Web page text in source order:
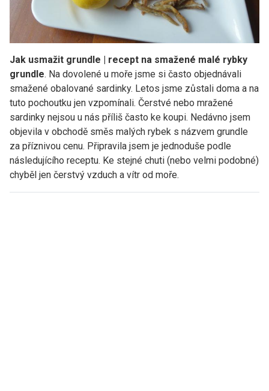
Jak usmažit grundle | recept na smažené malé rybky
grundle. Na dovolené u moře jsme si často objednávali
smažené obalované sardinky. Letos jsme zůstali doma a na
tuto pochoutku jen vzpomínali. Čerstvé nebo mražené
sardinky nejsou u nás příliš často ke koupi. Nedávno jsem
objevila v obchodě směs malých rybek s názvem grundle
za příznivou cenu. Připravila jsem je jednoduše podle
následujícího receptu. Ke stejné chuti (nebo velmi podobné)
chyběl jen čerstvý vzduch a vítr od moře.